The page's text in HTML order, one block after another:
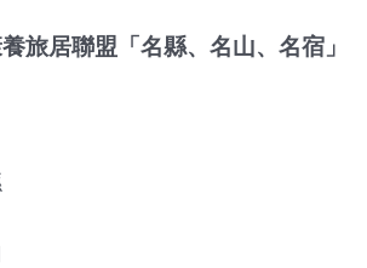
旅居聯盟「名縣、名山、名宿」